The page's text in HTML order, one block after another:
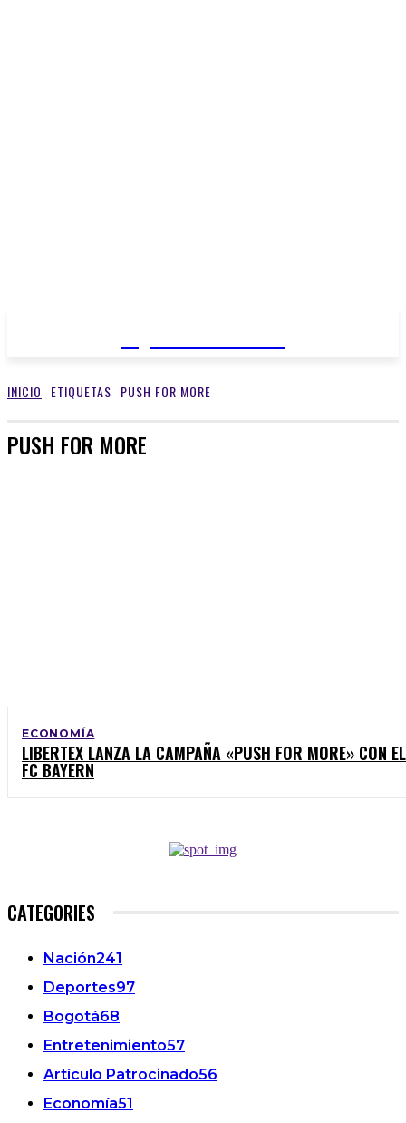
INICIO ETIQUETAS PUSH FOR MORE
PUSH FOR MORE
ECONOMÍA
LIBERTEX LANZA LA CAMPAÑA «PUSH FOR MORE» CON EL
FC BAYERN
CATEGORIES
Nación241
Deportes97
Bogotá68
Entretenimiento57
Artículo Patrocinado56
Economía51